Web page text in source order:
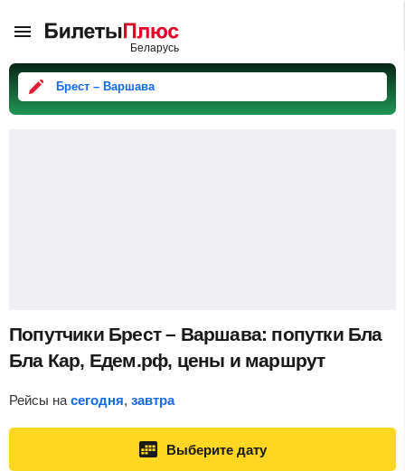
Брест – Варшава
Попутчики Брест – Варшава: попутки Бла
Бла Кар, Едем.рф, цены и маршрут
Рейсы на сегодня, завтра
Выберите дату